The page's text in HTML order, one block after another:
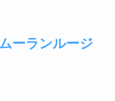
ーランルージ